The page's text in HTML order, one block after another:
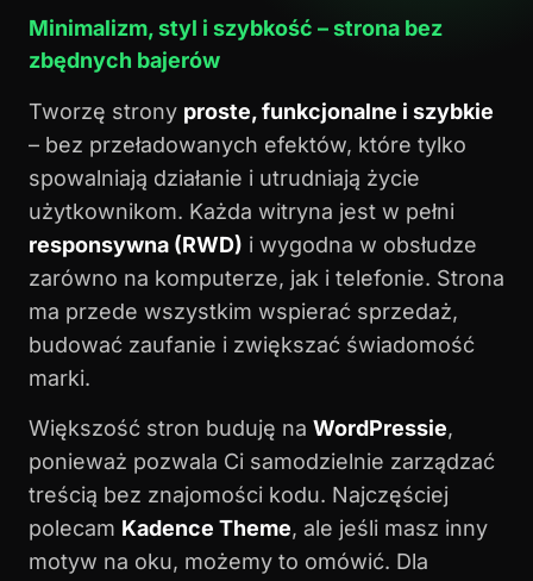
Minimalizm, styl i szybkość – strona bez
zbędnych bajerów
Tworzę strony proste, funkcjonalne i szybkie
– bez przeładowanych efektów, które tylko
spowalniają działanie i utrudniają życie
użytkownikom. Każda witryna jest w pełni
responsywna (RWD) i wygodna w obsłudze
zarówno na komputerze, jak i telefonie. Strona
ma przede wszystkim wspierać sprzedaż,
budować zaufanie i zwiększać świadomość
marki.
Większość stron buduję na WordPressie,
ponieważ pozwala Ci samodzielnie zarządzać
treścią bez znajomości kodu. Najczęściej
polecam Kadence Theme, ale jeśli masz inny
motyw na oku, możemy to omówić. Dla